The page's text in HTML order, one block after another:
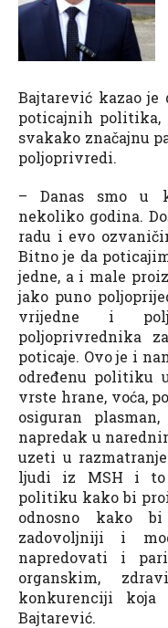
Bajtarević kazao
poticajnih politika,
svakako značajnu
poljoprivredi.
– Danas smo u
nekoliko godina.
radu i evo
Bitno je da
jedne, a i male
jako puno
vrijedne i
poljoprivrednika
poticaje. Ovo je i
određenu politiku
vrste hrane, voća,
osiguran
napredak u
uzeti u
ljudi iz MSH i to
politiku kako bi
odnosno kako
zadovoljniji i
napredovati i
organskim,
konkurenciji
Bajtarević.